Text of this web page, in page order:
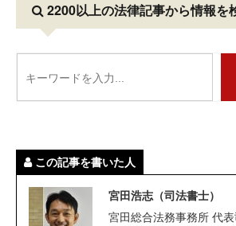
2200以上の法律記事から情報を
この記事を書いた人
宮田浩志（司法書士）
宮田総合法務事務所 代